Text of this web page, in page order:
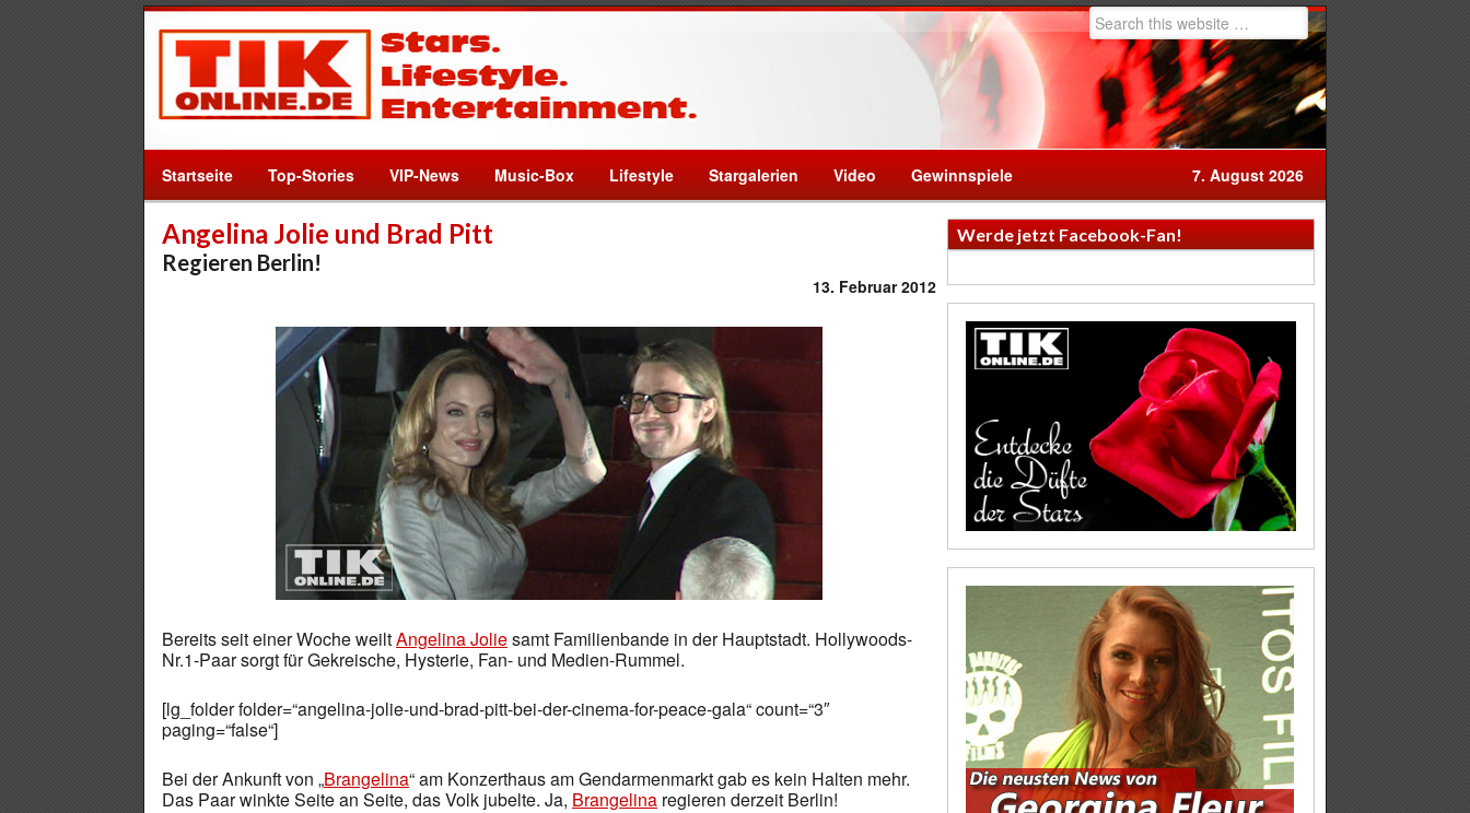
Startseite Top-Stories VIP-News Music-Box Lifestyle Stargalerien Video Gewinnspiele 7. August 2026
Angelina Jolie und Brad Pitt
Regieren Berlin!
13. Februar 2012
Bereits seit einer Woche weiltAngelina Joliesamt Familienbande in der Hauptstadt. Hollywoods-
Nr.1-Paar sorgt für Gekreische, Hysterie, Fan- und Medien-Rummel.
[lg_folder folder=“angelina-jolie-und-brad-pitt-bei-der-cinema-for-peace-gala“ count=“3″
paging=“false“]
Bei der Ankunft von „Brangelina“ am Konzerthaus am Gendarmenmarkt gab es kein Halten mehr.
Das Paar winkte Seite an Seite, das Volk jubelte. Ja, Brangelina regieren derzeit Berlin!
Werde jetzt Facebook-Fan!